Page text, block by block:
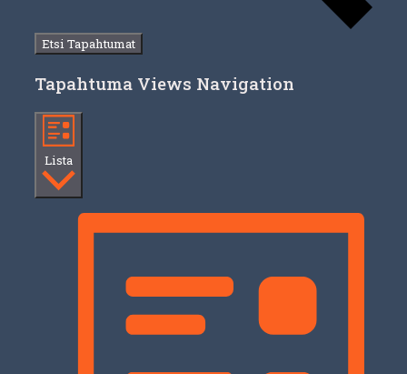
Etsi Tapahtumat
Tapahtuma Views Navigation
Lista